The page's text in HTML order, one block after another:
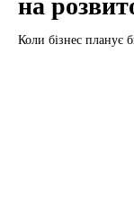
Коли бізнес планує